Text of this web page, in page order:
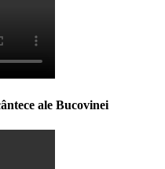
ale Bucovinei